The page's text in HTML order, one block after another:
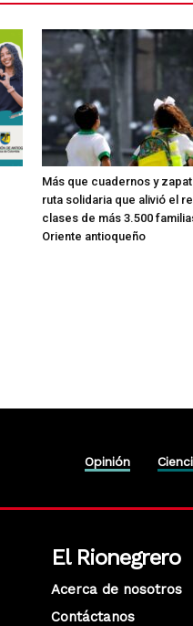
Más que cuadernos y
ruta solidaria que alivió el
clases de más 3.500
Oriente antioqueño
Opinión
El Rionegrero
Acerca de nosotros
Contáctanos